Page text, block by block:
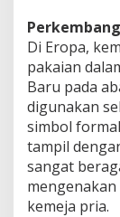
Di Eropa,
pakaian
Baru pada
digunakan
simbol
tampil
sangat
kemeja pria.